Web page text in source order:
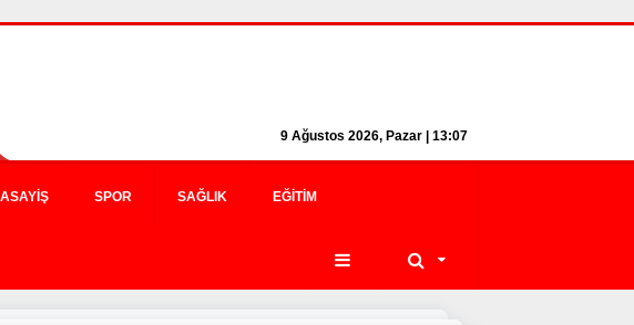
9 Ağustos 2026, Pazar | 13:07
ASAYIŞ SPOR SAĞLIK EĞITIM